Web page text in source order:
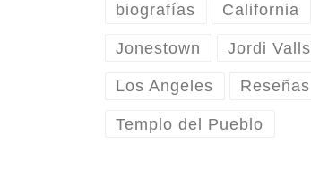
biografías California
Jonestown Jordi Valls
Los Angeles Reseñas
Templo del Pueblo